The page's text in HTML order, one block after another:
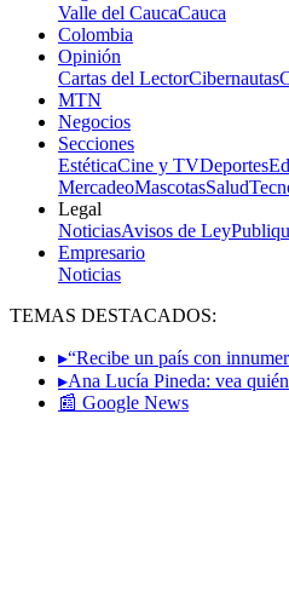
Valle del CaucaCauca
Colombia
Opinión
Cartas del LectorCibernautas
MTN
Negocios
Secciones
EstéticaCine y TVDeportes
MercadeoMascotasSalud
Legal
NoticiasAvisos de Ley
Empresario
Noticias
TEMAS DESTACADOS:
▸“Recibe un país con
▸Ana Lucía Pineda: vea
📰 Google News